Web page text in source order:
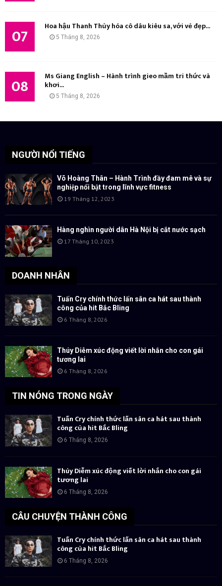
07 Hoa hậu Thanh Thủy hóa cô dâu kiêu sa, với vẻ đẹp...
5 Tháng 8, 2026
08 Ms Giang English – Hành trình gieo mầm tri thức và
khơi...
5 Tháng 8, 2026
NGƯỜI NỔI TIẾNG
Võ Hoàng Thân – Hành Trình đầy đam mê và sự
nghiệp nổi bật trong lĩnh vực fitness
19 Tháng 12, 2023
Hàng nghìn người dân Hà Nội bị cắt nước sạch
17 Tháng 10, 2023
DOANH NHÂN
Tuấn Cry chính thức lấn sân ca hát sau thành
công của hit Bắc Bling
6 Tháng 8, 2026
Thúy Diễm xúc động viết lời nhắn cho con gái
tương lai
6 Tháng 8, 2026
TIN NÓNG TRONG NGÀY
Tuấn Cry chính thức lấn sân ca hát sau thành
công của hit Bắc Bling
6 Tháng 8, 2026
Thúy Diễm xúc động viết lời nhắn cho con gái
tương lai
6 Tháng 8, 2026
CÂU CHUYỆN THÀNH CÔNG
Tuấn Cry chính thức lấn sân ca hát sau thành
công của hit Bắc Bling
6 Tháng 8, 2026